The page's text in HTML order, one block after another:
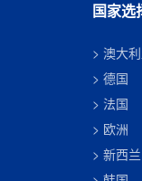
国家选
澳大
德国
法国
欧洲
新西兰